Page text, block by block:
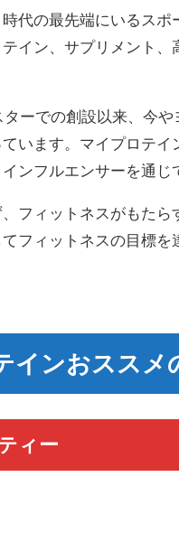
代の最先端にいるス
イン、サプリメント
ーでの創設以来、今
います。マイプロテ
ンフルエンサーを通じ
フィットネスがもた
フィットネスの目標
インおススメ
ィー